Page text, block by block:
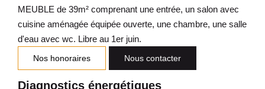
MEUBLE de 39m² comprenant une entrée, un salon avec
cuisine aménagée équipée ouverte, une chambre, une salle
d'eau avec wc. Libre au 1er juin.
Nos honoraires Nous contacter
Diagnostics énergétiques